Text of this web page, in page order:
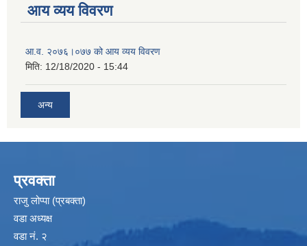
आय व्यय विवरण
आ.व. २०७६।०७७ को आय व्यय विवरण
मिति: 12/18/2020 - 15:44
अन्य
प्रवक्ता
राजु लोप्पा (प्रबक्ता)
वडा अध्यक्ष
वडा नं. २